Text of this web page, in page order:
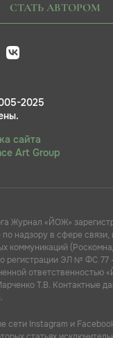
СТАТЬ АВТОРОМ
2025
сайта
Art Group
Журнал «ЙОЖ»
надзору в сфере
коммуникаций
регистрации ЭЛ № ФС 77
ответственностью
Т.В. Контактные
сети Instagram и